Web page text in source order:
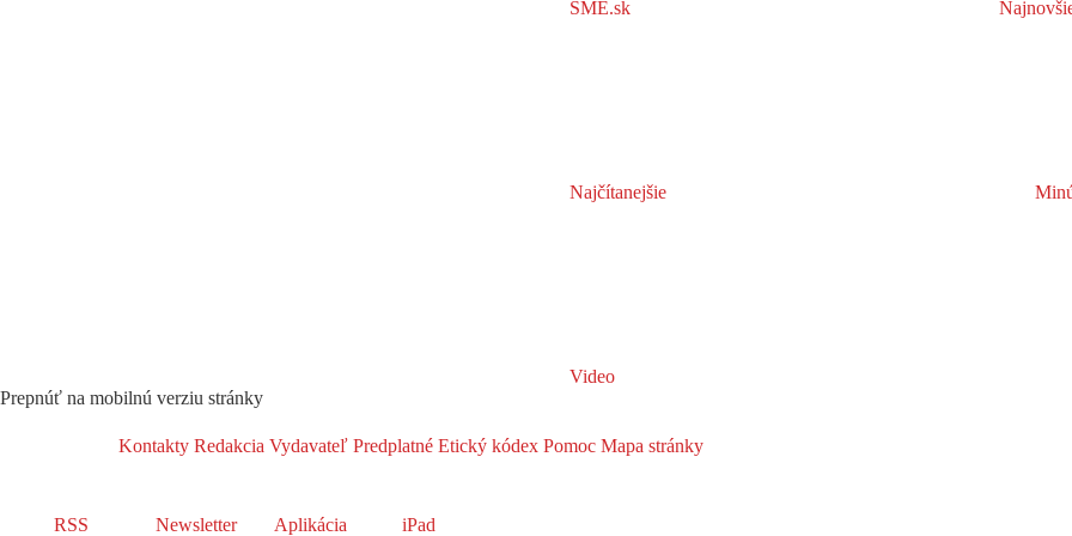
SME.sk
Najčítanejšie
Video
Prepnúť na mobilnú verziu stránky
Kontakty Redakcia Vydavateľ Predplatné Etický kódex Pomoc Mapa stránky
RSS Newsletter Aplikácia iPad